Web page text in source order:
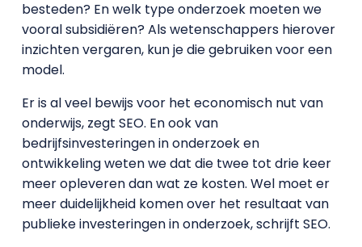
besteden? En welk type onderzoek moeten we
vooral subsidiëren? Als wetenschappers hierover
inzichten vergaren, kun je die gebruiken voor een
model.
Er is al veel bewijs voor het economisch nut van
onderwijs, zegt SEO. En ook van
bedrijfsinvesteringen in onderzoek en
ontwikkeling weten we dat die twee tot drie keer
meer opleveren dan wat ze kosten. Wel moet er
meer duidelijkheid komen over het resultaat van
publieke investeringen in onderzoek, schrijft SEO.